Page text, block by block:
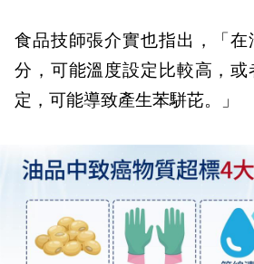
食品技師張介實也指出，「
分，可能溫度設定比較高，
定，可能導致產生苯駢芘。」